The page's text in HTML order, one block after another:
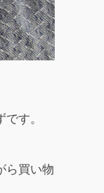
す。
ら買い物